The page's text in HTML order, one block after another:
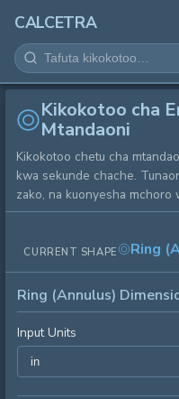
CALCETRA
HESABU
UONGOFU
SAYANSI
KILA SIKU
Kikokotoo cha
Mtandaoni
Kikokotoo chetu cha
kwa sekunde chache.
zako, na kuonyesha mchoro
CURRENT SHAPE Ring
Ring (Annulus)
Input Units